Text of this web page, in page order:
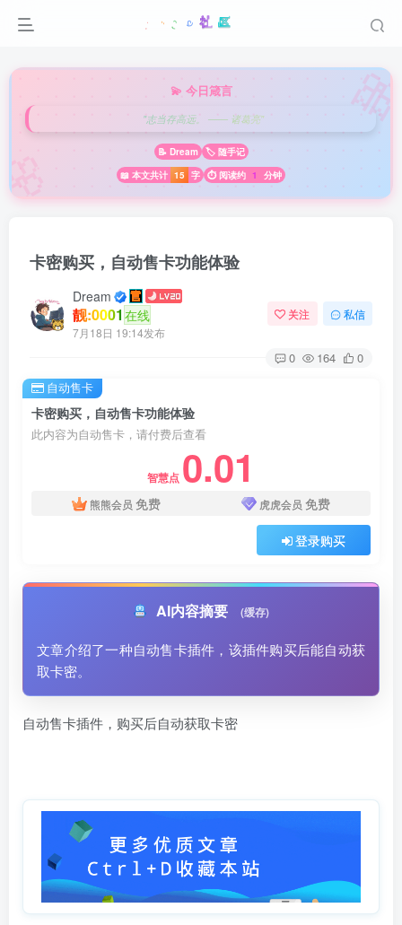
💫 今日箴言
"志当存高远。 —— 诸葛亮"
📝 Dream
🏷️ 随手记
📖 本文共计 15 字 ⏱️ 阅读约 1 分钟
卡密购买，自动售卡功能体验
Dream
靓:0001 在线
7月18日 19:14发布
关注 私信
0 164 0
卡密购买，自动售卡功能体验
此内容为自动售卡，请付费后查看
智慧点 0.01
熊熊会员 免费 虎虎会员 免费
登录购买
自动售卡
AI内容摘要 (缓存)
文章介绍了一种自动售卡插件，该插件购买后能自动获
取卡密。
自动售卡插件，购买后自动获取卡密